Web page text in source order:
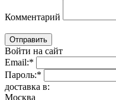
Комментарий
Войти на сайт
Email:*
Пароль:*
доставка в:
Москва